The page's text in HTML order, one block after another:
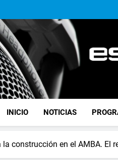
INICIO NOTICIAS
la construcción en el AMBA. El